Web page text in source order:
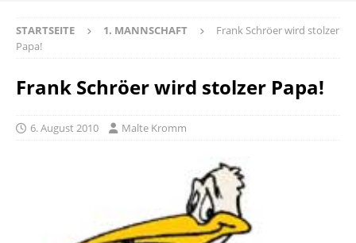
STARTSEITE 1. MANNSCHAFT
Frank Schröer wird stolzer
Papa!
Frank Schröer wird stolzer Papa!
6. August 2010 Malte Kromm